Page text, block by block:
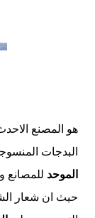
هو المصنع
البدجات
الموحد للمصانع
حيث ان شعار